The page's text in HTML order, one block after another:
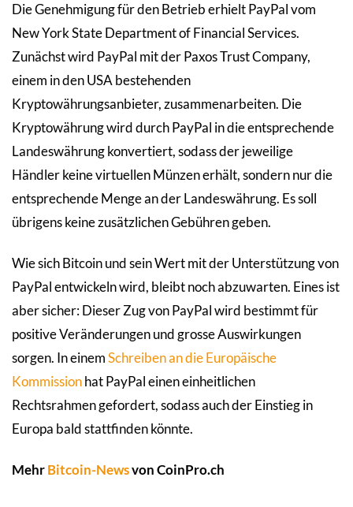
Die Genehmigung für den Betrieb erhielt PayPal vom
New York State Department of Financial Services.
Zunächst wird PayPal mit der Paxos Trust Company,
einem in den USA bestehenden
Kryptowährungsanbieter, zusammenarbeiten. Die
Kryptowährung wird durch PayPal in die entsprechende
Landeswährung konvertiert, sodass der jeweilige
Händler keine virtuellen Münzen erhält, sondern nur die
entsprechende Menge an der Landeswährung. Es soll
übrigens keine zusätzlichen Gebühren geben.
Wie sich Bitcoin und sein Wert mit der Unterstützung von
PayPal entwickeln wird, bleibt noch abzuwarten. Eines ist
aber sicher: Dieser Zug von PayPal wird bestimmt für
positive Veränderungen und grosse Auswirkungen
sorgen. In einemSchreiben an die Europäische
Kommissionhat PayPal einen einheitlichen
Rechtsrahmen gefordert, sodass auch der Einstieg in
Europa bald stattfinden könnte.
MehrBitcoin-Newsvon CoinPro.ch